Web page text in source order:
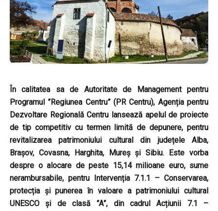
În calitatea sa de Autoritate de Management pentru
Programul ”Regiunea Centru” (PR Centru), Agenția pentru
Dezvoltare Regională Centru lansează apelul de proiecte
de tip competitiv cu termen limită de depunere, pentru
revitalizarea patrimoniului cultural din județele Alba,
Brașov, Covasna, Harghita, Mureș și Sibiu. Este vorba
despre o alocare de peste 15,14 milioane euro, sume
nerambursabile, pentru Intervenția 7.1.1 – Conservarea,
protecția și punerea în valoare a patrimoniului cultural
UNESCO și de clasă ”A”, din cadrul Acțiunii 7.1 –